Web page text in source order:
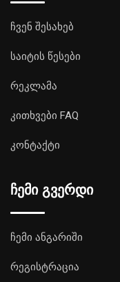
ჩვენ შესახებ
საიტის წესები
რეკლამა
კითხვები FAQ
კონტაქტი
ჩემი გვერდი
ჩემი ანგარიში
რეგისტრაცია